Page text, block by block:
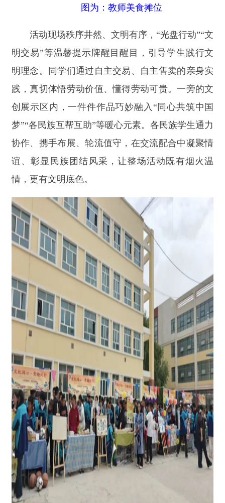
图为：学生体验购买商品
此次校园美食节集劳动教育、文化传承、民族
团结教育于一体，不仅丰富了学生的课余文化生
活、锻炼了学生的实践能力，更让中华民族一家亲
的种子深深扎根在青少年心中。下一步，阿合奇县
同心中学将持续深耕特色育人品牌，常态化开展有
温度、有深度、有内涵的实践育人活动，以多元实
践滋养学生全面成长，助力学生向阳而行、逐光成
长。
责任编辑：拜合提古丽
分享:
打印本页 关闭窗口
主办：新疆阿合奇县人民政府办公室
承办：新疆阿合奇县政务服务和数字发
展中心